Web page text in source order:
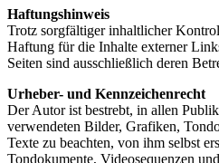
Haftungshinweis
Trotz sorgfältiger inhaltlicher
Haftung für die Inhalte externer
Seiten sind ausschließlich deren
Urheber- und Kennzeichenrecht
Der Autor ist bestrebt, in allen
verwendeten Bilder, Grafiken,
Texte zu beachten, von ihm selbst
Tondokumente, Videosequenzen